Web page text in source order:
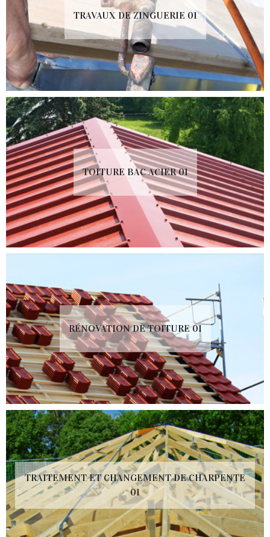
TRAVAUX DE ZINGUERIE 01
TOITURE BAC ACIER 01
RÉNOVATION DE TOITURE 01
TRAITEMENT ET CHANGEMENT DE CHARPENTE
01